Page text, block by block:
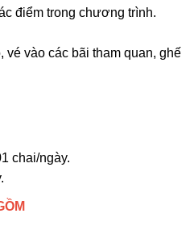
điểm trong chương trình.
vé vào các bãi tham quan, ghế
chai/ngày.